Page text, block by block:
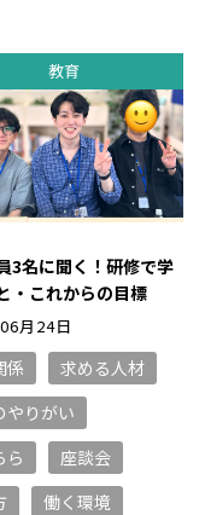
教育
3名に聞く！研修で学
・これからの目標
月24日
係
求める人材
やりがい
ら
座談会
働く環境